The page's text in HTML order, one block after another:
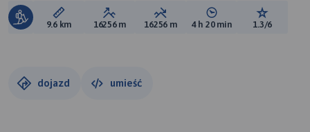
Długość trasy:
9.6 km Suma przewyższeń:
16256 m Suma spadków:
16256 m Średni czas potrzebny
4 h 20 min Ocena
1.3/6
dojazd umieść